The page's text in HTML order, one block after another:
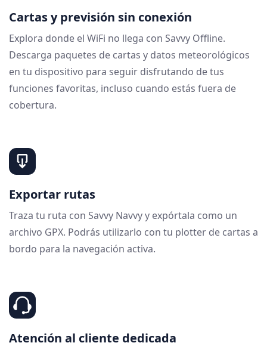
Cartas y previsión sin conexión
Explora donde el WiFi no llega con Savvy Offline.
Descarga paquetes de cartas y datos meteorológicos
en tu dispositivo para seguir disfrutando de tus
funciones favoritas, incluso cuando estás fuera de
cobertura.
Exportar rutas
Traza tu ruta con Savvy Navvy y expórtala como un
archivo GPX. Podrás utilizarlo con tu plotter de cartas a
bordo para la navegación activa.
Atención al cliente dedicada